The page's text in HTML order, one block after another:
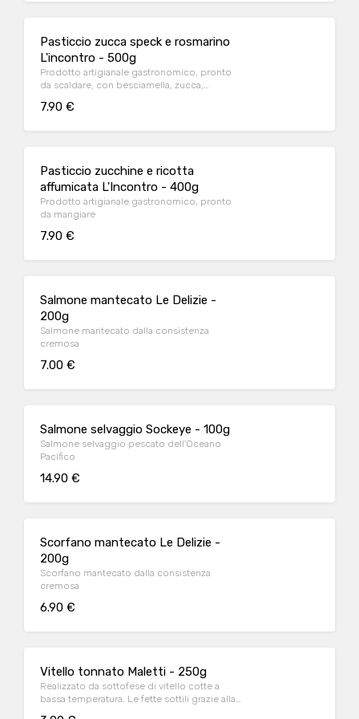
Pasticcio zucca speck e rosmarino
L'incontro - 500g
Prodotto artigianale gastronomico, pronto
da scaldare, con besciamella, zucca,
7.90 €
Pasticcio zucchine e ricotta
affumicata L'Incontro - 400g
Prodotto artigianale gastronomico, pronto
da mangiare
7.90 €
Salmone mantecato Le Delizie -
200g
Salmone mantecato dalla consistenza
cremosa
7.00 €
Salmone selvaggio Sockeye - 100g
Salmone selvaggio pescato dell'Oceano
Pacifico
14.90 €
Scorfano mantecato Le Delizie -
200g
Scorfano mantecato dalla consistenza
cremosa
6.90 €
Vitello tonnato Maletti - 250g
Realizzato da sottofese di vitello cotte a
bassa temperatura. Le fette sottili grazie alla